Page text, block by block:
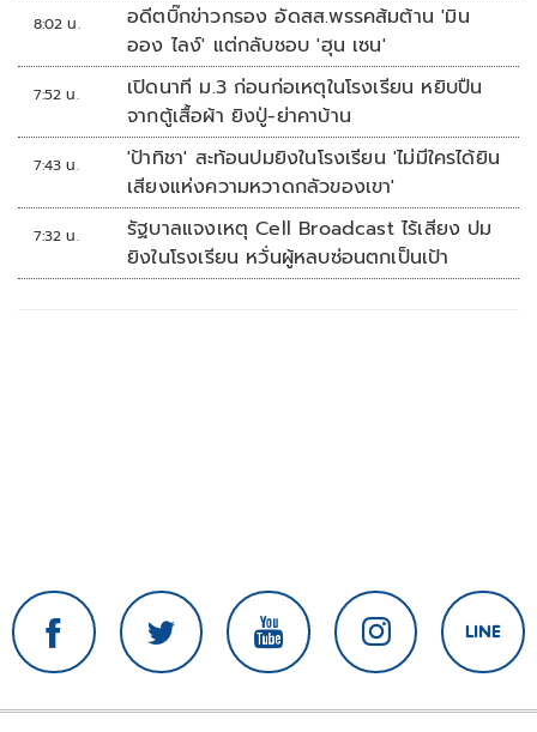
8:02 น.
อดีตบิ๊กข่าวกรอง อัดสส.พรรคส้มต้าน 'มิน
ออง ไลง์' แต่กลับชอบ 'ฮุน เซน'
7:52 น.
เปิดนาที ม.3 ก่อนก่อเหตุในโรงเรียน หยิบปืน
จากตู้เสื้อผ้า ยิงปู่-ย่าคาบ้าน
7:43 น.
'ป้าทิชา' สะท้อนปมยิงในโรงเรียน 'ไม่มีใครได้ยิน
เสียงแห่งความหวาดกลัวของเขา'
7:32 น.
รัฐบาลแจงเหตุ Cell Broadcast ไร้เสียง ปม
ยิงในโรงเรียน หวั่นผู้หลบซ่อนตกเป็นเป้า